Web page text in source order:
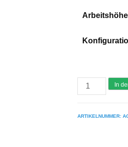
AC
Steigtechnik
In
ARTIKELNUMMER: